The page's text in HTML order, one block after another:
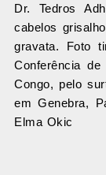
Dr. Tedros
cabelos
gravata. Foto
Conferência
Congo, pelo
em Genebra,
Elma Okic